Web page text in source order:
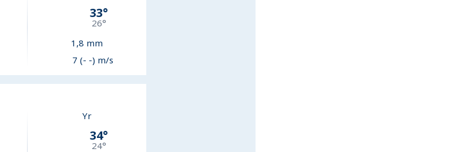
33°
26°
1,8 mm
7 (- -) m/s
Yr
34°
24°